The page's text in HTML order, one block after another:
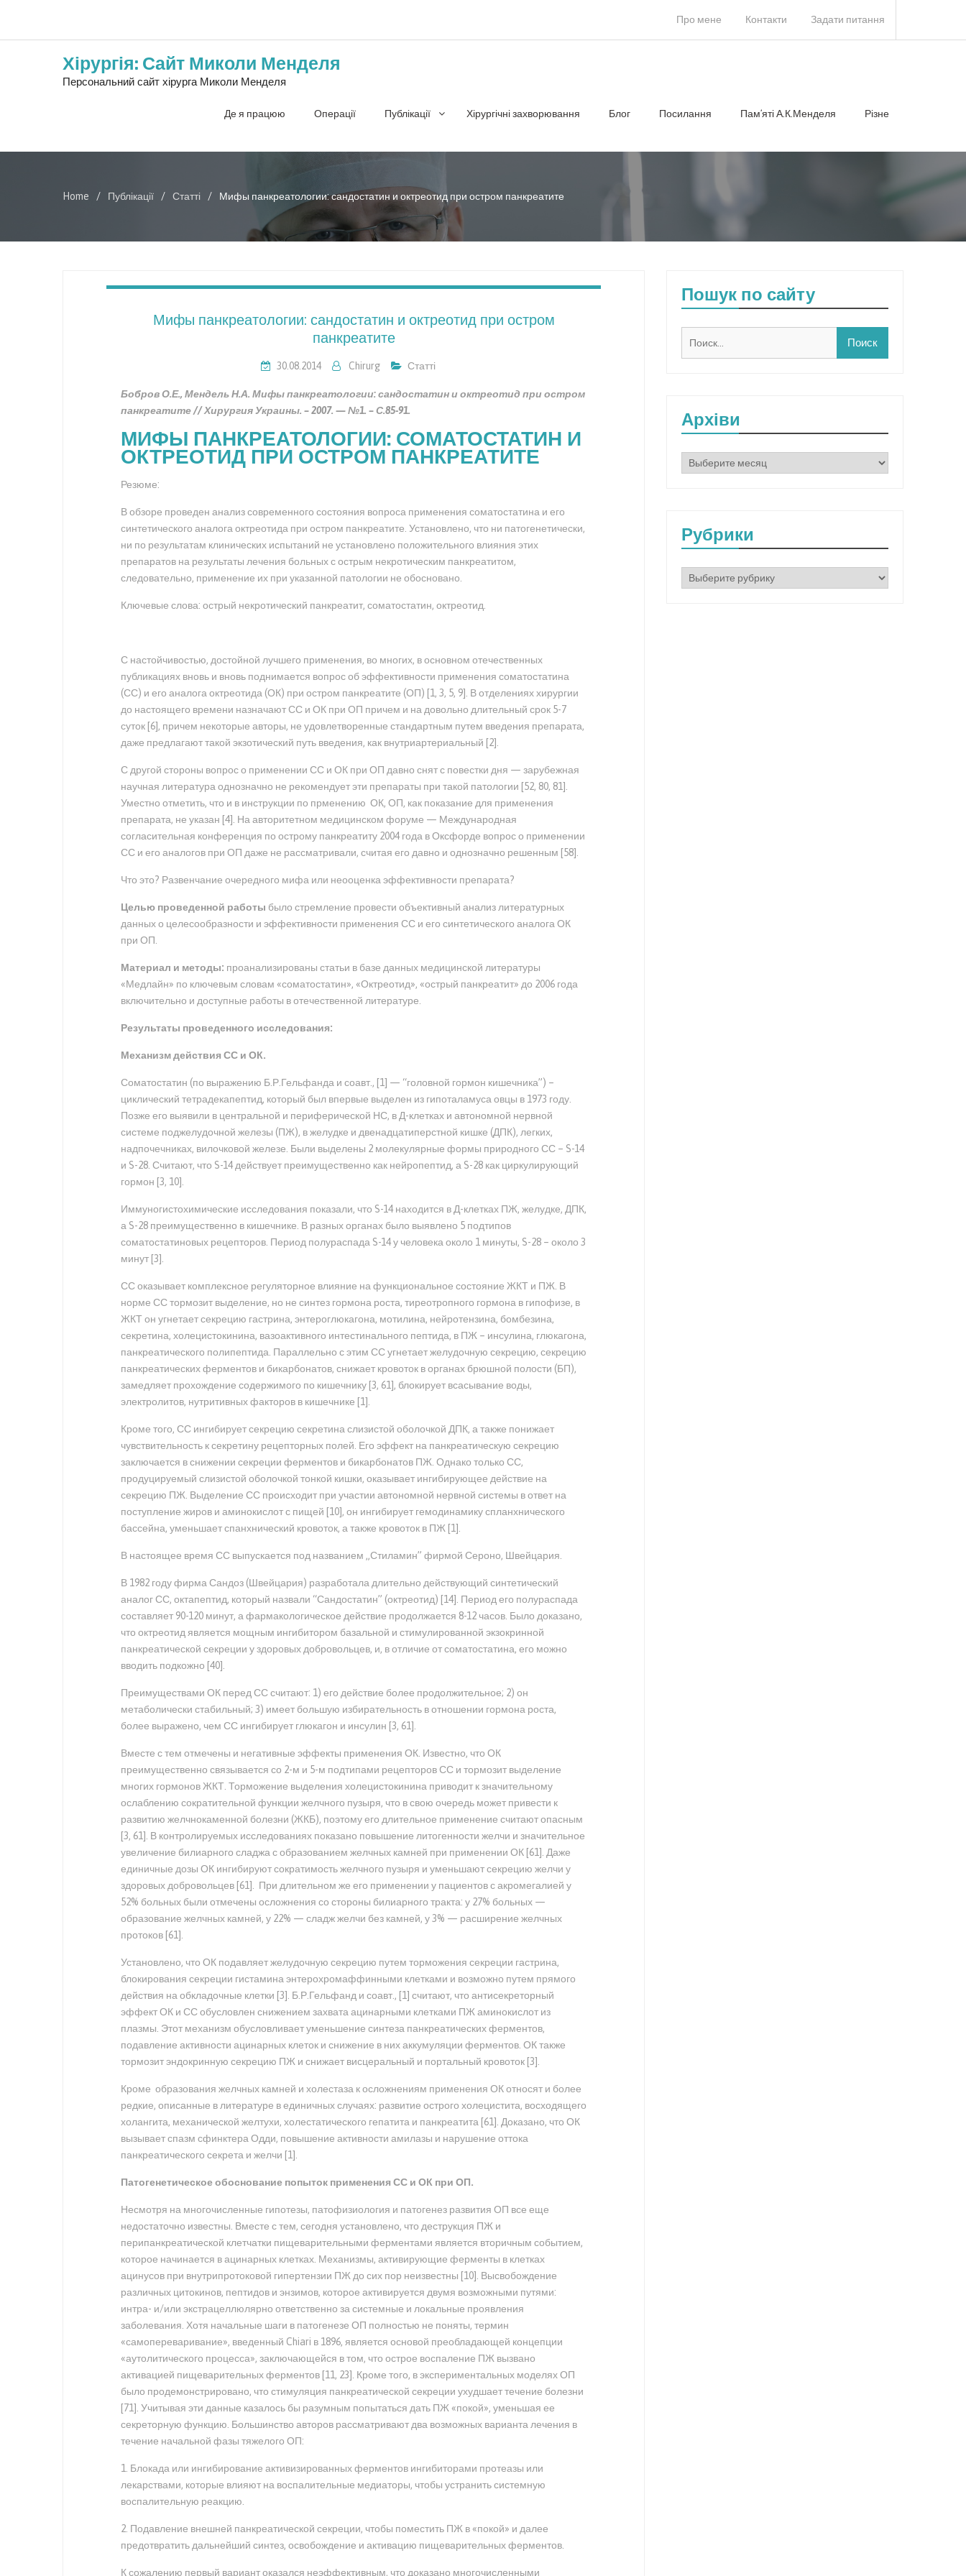
Про мене Контакти Задати питання
Хірургія: Сайт Миколи Менделя
Персональний сайт хірурга Миколи Менделя
Де я працюю Операції Публікації Хірургічні захворювання Блог Посилання Памʼяті А.К.Менделя Різне
Home Публікації Статті Мифы панкреатологии: сандостатин и октреотид при остром панкреатите
Мифы панкреатологии: сандостатин и октреотид при остром
панкреатите
30.08.2014 Chirurg Статті
Бобров О.Е., Мендель Н.А. Мифы панкреатологии: сандостатин и октреотид при остром
панкреатите // Хирургия Украины. – 2007. — №1. – С.85-91.
МИФЫ ПАНКРЕАТОЛОГИИ: СОМАТОСТАТИН И
ОКТРЕОТИД ПРИ ОСТРОМ ПАНКРЕАТИТЕ
Резюме:
В обзоре проведен анализ современного состояния вопроса применения соматостатина и его
синтетического аналога октреотида при остром панкреатите. Установлено, что ни патогенетически,
ни по результатам клинических испытаний не установлено положительного влияния этих
препаратов на результаты лечения больных с острым некротическим панкреатитом,
следовательно, применение их при указанной патологии не обосновано.
Ключевые слова: острый некротический панкреатит, соматостатин, октреотид.
С настойчивостью, достойной лучшего применения, во многих, в основном отечественных
публикациях вновь и вновь поднимается вопрос об эффективности применения соматостатина
(СС) и его аналога октреотида (ОК) при остром панкреатите (ОП) [1, 3, 5, 9]. В отделениях хирургии
до настоящего времени назначают СС и ОК при ОП причем и на довольно длительный срок 5-7
суток [6], причем некоторые авторы, не удовлетворенные стандартным путем введения препарата,
даже предлагают такой экзотический путь введения, как внутриартериальный [2].
С другой стороны вопрос о применении СС и ОК при ОП давно снят с повестки дня — зарубежная
научная литература однозначно не рекомендует эти препараты при такой патологии [52, 80, 81].
Уместно отметить, что и в инструкции по прменению ОК, ОП, как показание для применения
препарата, не указан [4]. На авторитетном медицинском форуме — Международная
согласительная конференция по острому панкреатиту 2004 года в Оксфорде вопрос о применении
СС и его аналогов при ОП даже не рассматривали, считая его давно и однозначно решенным [58].
Что это? Развенчание очередного мифа или неооценка эффективности препарата?
Целью проведенной работы было стремление провести объективный анализ литературных
данных о целесообразности и эффективности применения СС и его синтетического аналога ОК
при ОП.
Материал и методы: проанализированы статьи в базе данных медицинской литературы
«Медлайн» по ключевым словам «соматостатин», «Октреотид», «острый панкреатит» до 2006 года
включительно и доступные работы в отечественной литературе.
Результаты проведенного исследования:
Механизм действия СС и ОК.
Соматостатин (по выражению Б.Р.Гельфанда и соавт., [1] — “головной гормон кишечника”) –
циклический тетрадекапептид, который был впервые выделен из гипоталамуса овцы в 1973 году.
Позже его выявили в центральной и периферической НС, в Д-клетках и автономной нервной
системе поджелудочной железы (ПЖ), в желудке и двенадцатиперстной кишке (ДПК), легких,
надпочечниках, вилочковой железе. Были выделены 2 молекулярные формы природного СС – S-14
и S-28. Считают, что S-14 действует преимущественно как нейропептид, а S-28 как циркулирующий
гормон [3, 10].
Иммуногистохимические исследования показали, что S-14 находится в Д-клетках ПЖ, желудке, ДПК,
а S-28 преимущественно в кишечнике. В разных органах было выявлено 5 подтипов
соматостатиновых рецепторов. Период полураспада S-14 у человека около 1 минуты, S-28 – около 3
минут [3].
СС оказывает комплексное регуляторное влияние на функциональное состояние ЖКТ и ПЖ. В
норме СС тормозит выделение, но не синтез гормона роста, тиреотропного гормона в гипофизе, в
ЖКТ он угнетает секрецию гастрина, энтероглюкагона, мотилина, нейротензина, бомбезина,
секретина, холецистокинина, вазоактивного интестинального пептида, в ПЖ – инсулина, глюкагона,
панкреатического полипептида. Параллельно с этим СС угнетает желудочную секрецию, секрецию
панкреатических ферментов и бикарбонатов, снижает кровоток в органах брюшной полости (БП),
замедляет прохождение содержимого по кишечнику [3, 61], блокирует всасывание воды,
электролитов, нутритивных факторов в кишечнике [1].
Кроме того, СС ингибирует секрецию секретина слизистой оболочкой ДПК, а также понижает
чувствительность к секретину рецепторных полей. Его эффект на панкреатическую секрецию
заключается в снижении секреции ферментов и бикарбонатов ПЖ. Однако только СС,
продуцируемый слизистой оболочкой тонкой кишки, оказывает ингибирующее действие на
секрецию ПЖ. Выделение СС происходит при участии автономной нервной системы в ответ на
поступление жиров и аминокислот с пищей [10], он ингибирует гемодинамику спланхнического
бассейна, уменьшает спанхнический кровоток, а также кровоток в ПЖ [1].
В настоящее время СС выпускается под названием „Стиламин” фирмой Сероно, Швейцария.
В 1982 году фирма Сандоз (Швейцария) разработала длительно действующий синтетический
аналог СС, октапептид, который назвали “Сандостатин” (октреотид) [14]. Период его полураспада
составляет 90-120 минут, а фармакологическое действие продолжается 8-12 часов. Было доказано,
что октреотид является мощным ингибитором базальной и стимулированной экзокринной
панкреатической секреции у здоровых добровольцев, и, в отличие от соматостатина, его можно
вводить подкожно [40].
Преимуществами ОК перед СС считают: 1) его действие более продолжительное; 2) он
метаболически стабильный; 3) имеет большую избирательность в отношении гормона роста,
более выражено, чем СС ингибирует глюкагон и инсулин [3, 61].
Вместе с тем отмечены и негативные эффекты применения ОК. Известно, что ОК
преимущественно связывается со 2-м и 5-м подтипами рецепторов СС и тормозит выделение
многих гормонов ЖКТ. Торможение выделения холецистокинина приводит к значительному
ослаблению сократительной функции желчного пузыря, что в свою очередь может привести к
развитию желчнокаменной болезни (ЖКБ), поэтому его длительное применение считают опасным
[3, 61]. В контролируемых исследованиях показано повышение литогенности желчи и значительное
увеличение билиарного сладжа с образованием желчных камней при применении ОК [61]. Даже
единичные дозы ОК ингибируют сократимость желчного пузыря и уменьшают секрецию желчи у
здоровых добровольцев [61]. При длительном же его применении у пациентов с акромегалией у
52% больных были отмечены осложнения со стороны билиарного тракта: у 27% больных —
образование желчных камней, у 22% — сладж желчи без камней, у 3% — расширение желчных
протоков [61].
Установлено, что ОК подавляет желудочную секрецию путем торможения секреции гастрина,
блокирования секреции гистамина энтерохромаффинными клетками и возможно путем прямого
действия на обкладочные клетки [3]. Б.Р.Гельфанд и соавт., [1] считают, что антисекреторный
эффект ОК и СС обусловлен снижением захвата ацинарными клетками ПЖ аминокислот из
плазмы. Этот механизм обусловливает уменьшение синтеза панкреатических ферментов,
подавление активности ацинарных клеток и снижение в них аккумуляции ферментов. ОК также
тормозит эндокринную секрецию ПЖ и снижает висцеральный и портальный кровоток [3].
Кроме образования желчных камней и холестаза к осложнениям применения ОК относят и более
редкие, описанные в литературе в единичных случаях: развитие острого холецистита, восходящего
холангита, механической желтухи, холестатического гепатита и панкреатита [61]. Доказано, что ОК
вызывает спазм сфинктера Одди, повышение активности амилазы и нарушение оттока
панкреатического секрета и желчи [1].
Патогенетическое обоснование попыток применения СС и ОК при ОП.
Несмотря на многочисленные гипотезы, патофизиология и патогенез развития ОП все еще
недостаточно известны. Вместе с тем, сегодня установлено, что деструкция ПЖ и
перипанкреатической клетчатки пищеварительными ферментами является вторичным событием,
которое начинается в ацинарных клетках. Механизмы, активирующие ферменты в клетках
ацинусов при внутрипротоковой гипертензии ПЖ до сих пор неизвестны [10]. Высвобождение
различных цитокинов, пептидов и энзимов, которое активируется двумя возможными путями:
интра- и/или экстрацеллюлярно ответственно за системные и локальные проявления
заболевания. Хотя начальные шаги в патогенезе ОП полностью не поняты, термин
«самопереваривание», введенный Chiari в 1896, является основой преобладающей концепции
«аутолитического процесса», заключающейся в том, что острое воспаление ПЖ вызвано
активацией пищеварительных ферментов [11, 23]. Кроме того, в экспериментальных моделях ОП
было продемонстрировано, что стимуляция панкреатической секреции ухудшает течение болезни
[71]. Учитывая эти данные казалось бы разумным попытаться дать ПЖ «покой», уменьшая ее
секреторную функцию. Большинство авторов рассматривают два возможных варианта лечения в
течение начальной фазы тяжелого ОП:
1. Блокада или ингибирование активизированных ферментов ингибиторами протеазы или
лекарствами, которые влияют на воспалительные медиаторы, чтобы устранить системную
воспалительную реакцию.
2. Подавление внешней панкреатической секреции, чтобы поместить ПЖ в «покой» и далее
предотвратить дальнейший синтез, освобождение и активацию пищеварительных ферментов.
К сожалению первый вариант оказался неэффективным, что доказано многочисленными
Пошук по сайту
Архіви
Архіви
Рубрики
Рубрики